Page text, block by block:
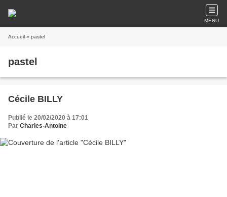
MENU
Accueil » pastel
pastel
Cécile BILLY
Publié le 20/02/2020 à 17:01
Par Charles-Antoine